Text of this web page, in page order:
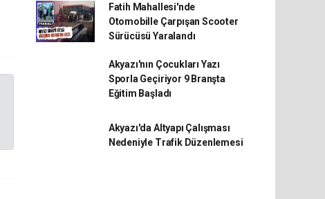
Fatih Mahallesi'nde
Otomobille Çarpışan Scooter
Sürücüsü Yaralandı
Akyazı'nın Çocukları Yazı
Sporla Geçiriyor 9 Branşta
Eğitim Başladı
Akyazı'da Altyapı Çalışması
Nedeniyle Trafik Düzenlemesi